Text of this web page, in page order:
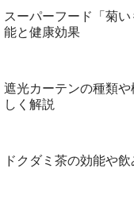
スーパーフード「菊
能と健康効果
遮光カーテンの種類
しく解説
ドクダミ茶の効能や